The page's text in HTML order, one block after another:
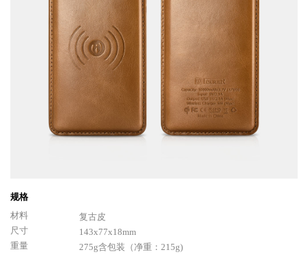
规格
材料
复古皮
尺寸
143x77x18mm
重量
275g含包装（净重：215g)